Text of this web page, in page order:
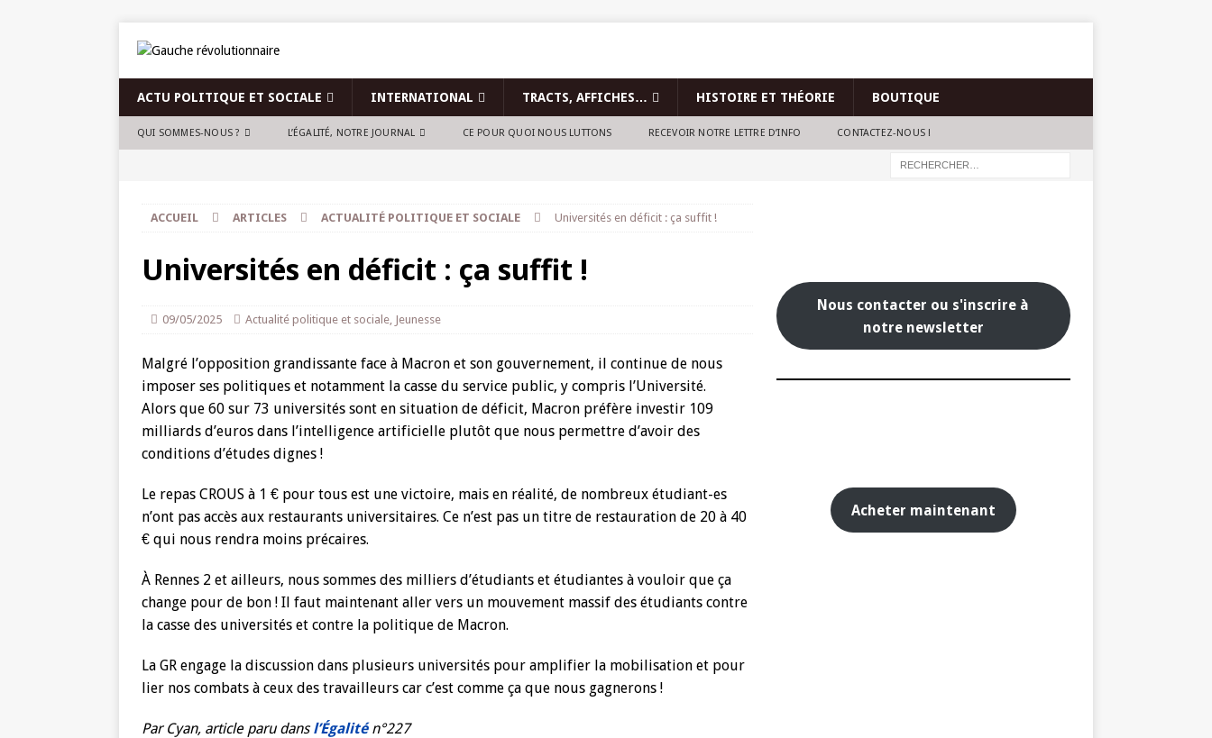
ACTU POLITIQUE ET SOCIALE INTERNATIONAL TRACTS, AFFICHES… HISTOIRE ET THÉORIE BOUTIQUE
QUI SOMMES-NOUS ? L’ÉGALITÉ, NOTRE JOURNAL CE POUR QUOI NOUS LUTTONS RECEVOIR NOTRE LETTRE D’INFO CONTACTEZ-NOUS !
ACCUEIL ARTICLES ACTUALITÉ POLITIQUE ET SOCIALE Universités en déficit : ça suffit !
Universités en déficit : ça suffit !
09/05/2025 Actualité politique et sociale, Jeunesse
Malgré l’opposition grandissante face à Macron et son gouvernement, il continue de nous
imposer ses politiques et notamment la casse du service public, y compris l’Université.
Alors que 60 sur 73 universités sont en situation de déficit, Macron préfère investir 109
milliards d’euros dans l’intelligence artificielle plutôt que nous permettre d’avoir des
conditions d’études dignes !
Le repas CROUS à 1 € pour tous est une victoire, mais en réalité, de nombreux étudiant-es
n’ont pas accès aux restaurants universitaires. Ce n’est pas un titre de restauration de 20 à 40
€ qui nous rendra moins précaires.
À Rennes 2 et ailleurs, nous sommes des milliers d’étudiants et étudiantes à vouloir que ça
change pour de bon ! Il faut maintenant aller vers un mouvement massif des étudiants contre
la casse des universités et contre la politique de Macron.
La GR engage la discussion dans plusieurs universités pour amplifier la mobilisation et pour
lier nos combats à ceux des travailleurs car c’est comme ça que nous gagnerons !
Par Cyan, article paru dans l’Égalitén°227
Nous contacter ou s'inscrire à
notre newsletter
Acheter maintenant